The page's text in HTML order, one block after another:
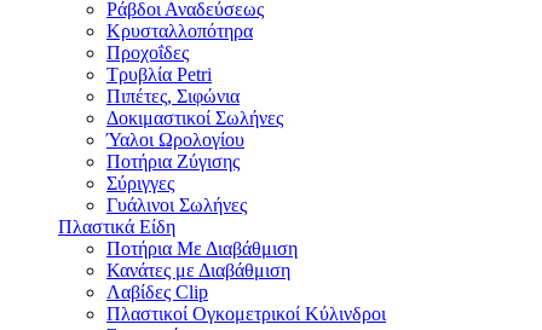
Ράβδοι Αναδεύσεως
Κρυσταλλοπότηρα
Προχοΐδες
Τρυβλία Petri
Πιπέτες, Σιφώνια
Δοκιμαστικοί Σωλήνες
Ύαλοι Ωρολογίου
Ποτήρια Ζύγισης
Σύριγγες
Γυάλινοι Σωλήνες
Πλαστικά Είδη
Ποτήρια Με Διαβάθμιση
Κανάτες με Διαβάθμιση
Λαβίδες Clip
Πλαστικοί Ογκομετρικοί Κύλινδροι